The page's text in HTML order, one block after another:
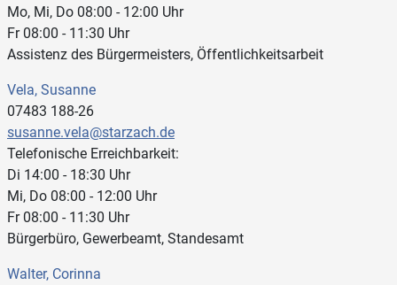
Mo, Mi, Do 08:00 - 12:00 Uhr
Fr 08:00 - 11:30 Uhr
Assistenz des Bürgermeisters, Öffentlichkeitsarbeit
Vela, Susanne
07483 188-26
susanne.vela@starzach.de
Telefonische Erreichbarkeit:
Di 14:00 - 18:30 Uhr
Mi, Do 08:00 - 12:00 Uhr
Fr 08:00 - 11:30 Uhr
Bürgerbüro, Gewerbeamt, Standesamt
Walter, Corinna